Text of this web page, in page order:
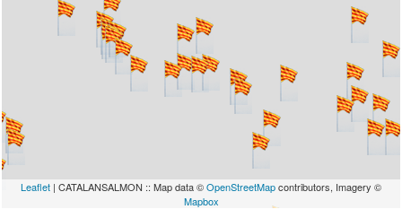
Leaflet | CATALANSALMON :: Map data ©OpenStreetMapcontributors, Imagery ©
Mapbox